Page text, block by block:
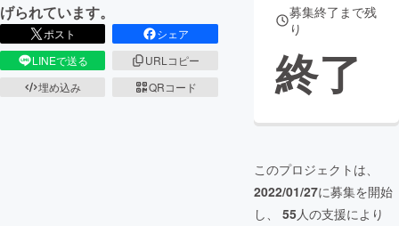
げられています。
ポスト
シェア
LINEで送る
URLコピー
埋め込み
QRコード
募集終了まで残
り
終了
このプロジェクトは、
2022/01/27に募集を開始
し、 55人の支援により